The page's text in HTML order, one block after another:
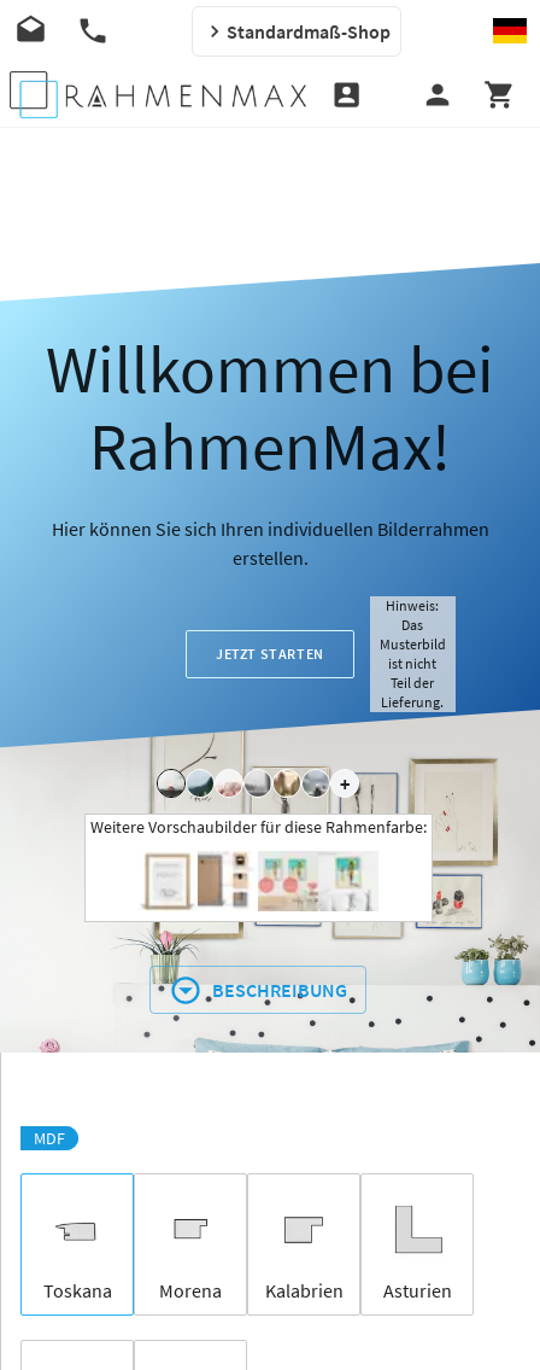
Standardmaß-Shop
Willkommen bei
RahmenMax!
Hier können Sie sich Ihren individuellen Bilderrahmen
erstellen.
JETZT STARTEN
+
Hinweis:
Das
Musterbild
ist nicht
Teil der
Lieferung.
Weitere Vorschaubilder für diese Rahmenfarbe:
BESCHREIBUNG
MDF
Toskana Morena Kalabrien Asturien